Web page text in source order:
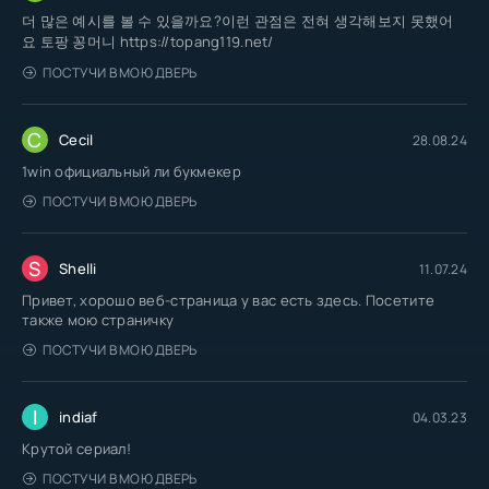
더 많은 예시를 볼 수 있을까요?이런 관점은 전혀 생각해보지 못했어
요 토팡 꽁머니 https://topang119.net/
ПОСТУЧИ В МОЮ ДВЕРЬ
C Cecil 28.08.24
1win официальный ли букмекер
ПОСТУЧИ В МОЮ ДВЕРЬ
S Shelli 11.07.24
Привет, хорошо веб-страница у вас есть здесь. Посетите
также мою страничку
ПОСТУЧИ В МОЮ ДВЕРЬ
I indiaf 04.03.23
Крутой сериал!
ПОСТУЧИ В МОЮ ДВЕРЬ